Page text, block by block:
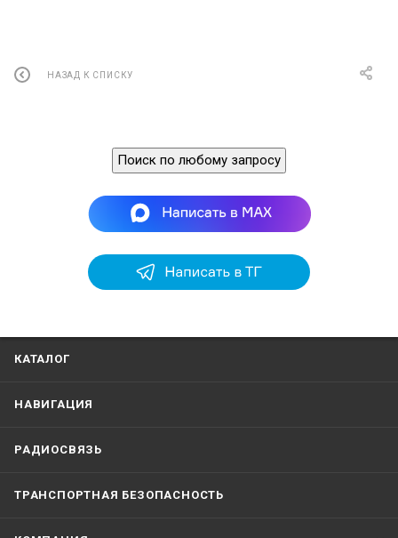
НАЗАД К СПИСКУ
Поиск по любому запросу
КАТАЛОГ
НАВИГАЦИЯ
РАДИОСВЯЗЬ
ТРАНСПОРТНАЯ БЕЗОПАСНОСТЬ